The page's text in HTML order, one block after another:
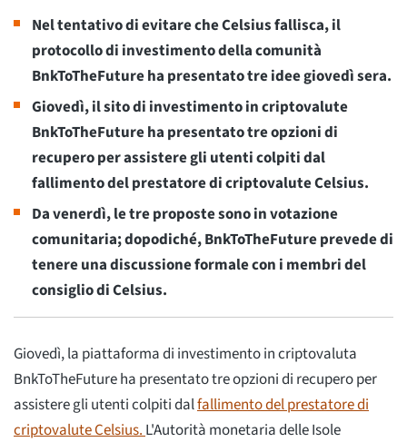
Nel tentativo di evitare che Celsius fallisca, il
protocollo di investimento della comunità
BnkToTheFuture ha presentato tre idee giovedì sera.
Giovedì, il sito di investimento in criptovalute
BnkToTheFuture ha presentato tre opzioni di
recupero per assistere gli utenti colpiti dal
fallimento del prestatore di criptovalute Celsius.
Da venerdì, le tre proposte sono in votazione
comunitaria; dopodiché, BnkToTheFuture prevede di
tenere una discussione formale con i membri del
consiglio di Celsius.
Giovedì, la piattaforma di investimento in criptovaluta
BnkToTheFuture ha presentato tre opzioni di recupero per
assistere gli utenti colpiti dalfallimento del prestatore di
criptovalute Celsius. L'Autorità monetaria delle Isole